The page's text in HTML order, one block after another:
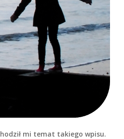
mi temat takiego wpisu.